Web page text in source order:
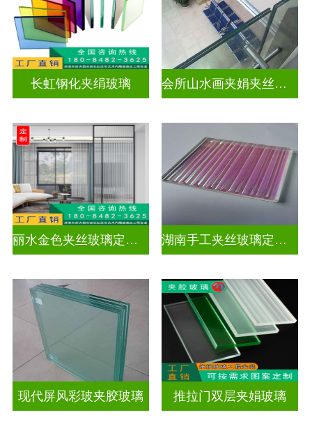
长虹钢化夹绢玻璃 会所山水画夹娟夹丝玻璃
丽水金色夹丝玻璃定制电话 湖南手工夹丝玻璃定制工厂
现代屏风彩玻夹胶玻璃 推拉门双层夹娟玻璃